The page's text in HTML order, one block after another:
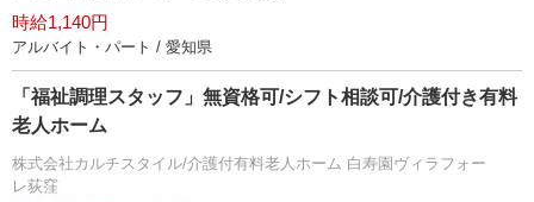
時給1,140円
アルバイト・パート / 愛知県
「福祉調理スタッフ」無資格可/シフト相談可/介護付き有料
老人ホーム
株式会社カルチスタイル/介護付有料老人ホーム 白寿園ヴィラフォー
レ荻窪